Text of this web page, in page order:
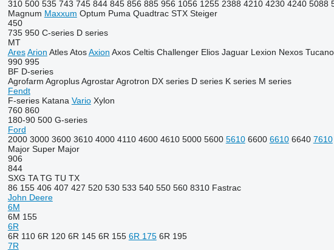
310 500 535 743 745 844 845 856 885 956 1056 1255 2388 4210 4230 4240 5088
Magnum Maxxum Optum Puma Quadtrac STX Steiger
450
735 950 C-series D series
MT
Ares Arion Atles Atos Axion Axos Celtis Challenger Elios Jaguar Lexion Nexos Tucano
990 995
BF D-series
Agrofarm Agroplus Agrostar Agrotron DX series D series K series M series
Fendt
F-series Katana Vario Xylon
760 860
180-90 500 G-series
Ford
2000 3000 3600 3610 4000 4110 4600 4610 5000 5600 5610 6600 6610 6640 7610
Major Super Major
906
844
SXG TA TG TU TX
86 155 406 407 427 520 530 533 540 550 560 8310 Fastrac
John Deere
6M
6M 155
6R
6R 110 6R 120 6R 145 6R 155 6R 175 6R 195
7R